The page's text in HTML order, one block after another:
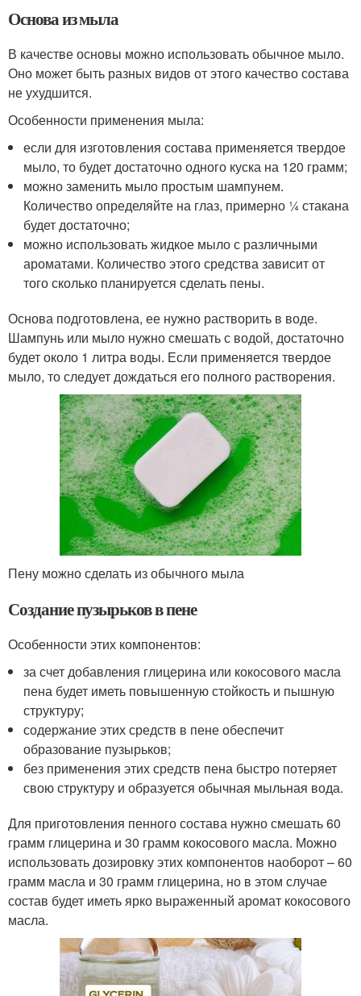
Основа из мыла
В качестве основы можно использовать обычное мыло.
Оно может быть разных видов от этого качество состава
не ухудшится.
Особенности применения мыла:
если для изготовления состава применяется твердое
мыло, то будет достаточно одного куска на 120 грамм;
можно заменить мыло простым шампунем.
Количество определяйте на глаз, примерно ¼ стакана
будет достаточно;
можно использовать жидкое мыло с различными
ароматами. Количество этого средства зависит от
того сколько планируется сделать пены.
Основа подготовлена, ее нужно растворить в воде.
Шампунь или мыло нужно смешать с водой, достаточно
будет около 1 литра воды. Если применяется твердое
мыло, то следует дождаться его полного растворения.
Пену можно сделать из обычного мыла
Создание пузырьков в пене
Особенности этих компонентов:
за счет добавления глицерина или кокосового масла
пена будет иметь повышенную стойкость и пышную
структуру;
содержание этих средств в пене обеспечит
образование пузырьков;
без применения этих средств пена быстро потеряет
свою структуру и образуется обычная мыльная вода.
Для приготовления пенного состава нужно смешать 60
грамм глицерина и 30 грамм кокосового масла. Можно
использовать дозировку этих компонентов наоборот – 60
грамм масла и 30 грамм глицерина, но в этом случае
состав будет иметь ярко выраженный аромат кокосового
масла.